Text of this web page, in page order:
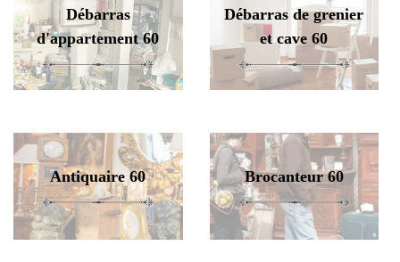
Débarras
d'appartement 60
Débarras de grenier
et cave 60
Antiquaire 60 Brocanteur 60